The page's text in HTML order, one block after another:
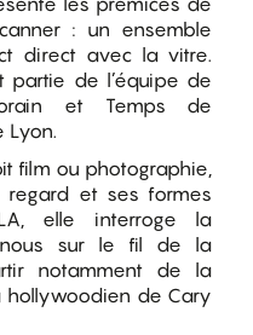
: un ensemble
direct avec la vitre.
partie de l’équipe de
et Temps de
Lyon.
film ou photographie,
regard et ses formes
elle interroge la
nous sur le fil de la
notamment de la
hollywoodien de Cary